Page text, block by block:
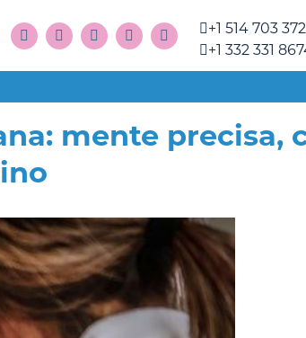
+1 514 703
+1 332 331
mente precisa,